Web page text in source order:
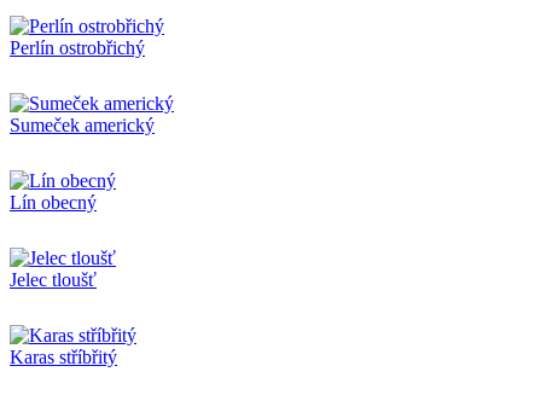
Perlín ostrobřichý
Sumeček americký
Lín obecný
Jelec tloušť
Karas stříbřitý